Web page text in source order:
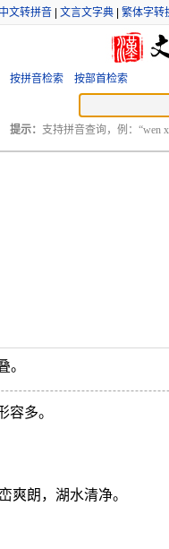
中文转拼音 文言文字典 繁体字转
按拼音检索 按部首检索
提示： 支持拼音查询，例：“wen
。
容多。
爽朗，湖水清净。